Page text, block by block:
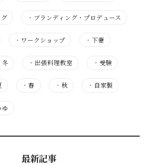
・ ブランディング・プロデュース
・ ワークショップ ・ 下妻
冬 ・ 出張料理教室 ・ 受験
・春 ・ 秋 ・ 自家製
最新記事